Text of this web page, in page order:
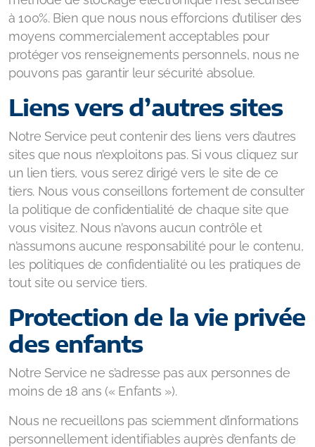
à 100%. Bien que nous nous efforcions d’utiliser des
moyens commercialement acceptables pour
protéger vos renseignements personnels, nous ne
pouvons pas garantir leur sécurité absolue.
Liens vers d’autres sites
Notre Service peut contenir des liens vers d’autres
sites que nous n’exploitons pas. Si vous cliquez sur
un lien tiers, vous serez dirigé vers le site de ce
tiers. Nous vous conseillons fortement de consulter
la politique de confidentialité de chaque site que
vous visitez. Nous n’avons aucun contrôle et
n’assumons aucune responsabilité pour le contenu,
les politiques de confidentialité ou les pratiques de
tout site ou service tiers.
Protection de la vie privée
des enfants
Notre Service ne s’adresse pas aux personnes de
moins de 18 ans (« Enfants »).
Nous ne recueillons pas sciemment d’informations
personnellement identifiables auprès d’enfants de